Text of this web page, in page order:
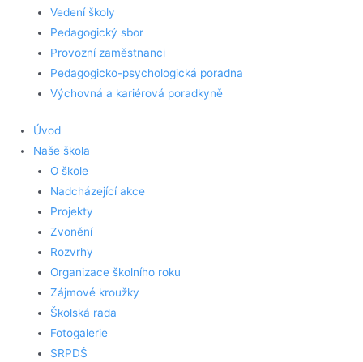
Vedení školy
Pedagogický sbor
Provozní zaměstnanci
Pedagogicko-psychologická poradna
Výchovná a kariérová poradkyně
Úvod
Naše škola
O škole
Nadcházející akce
Projekty
Zvonění
Rozvrhy
Organizace školního roku
Zájmové kroužky
Školská rada
Fotogalerie
SRPDŠ